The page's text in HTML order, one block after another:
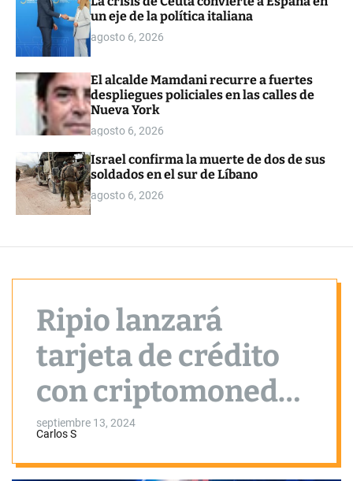
o
r
un eje de la política italiana
agosto 6, 2026
El alcalde Mamdani recurre a fuertes
despliegues policiales en las calles de
Nueva York
agosto 6, 2026
Israel confirma la muerte de dos de sus
soldados en el sur de Líbano
agosto 6, 2026
Ripio lanzará
tarjeta de crédito
con criptomonedas
en Argentina y
Brasil
septiembre 13, 2024
Carlos S